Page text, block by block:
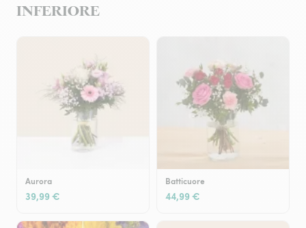
INFERIORE
Aurora
39,99 €
Batticuore
44,99 €